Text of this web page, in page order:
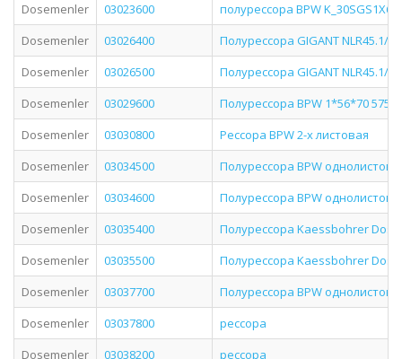
Dosemenler
03023600
полурессора BPW K_30SGS1X62
Dosemenler
03026400
Полурессора GIGANT NLR45.1/
Dosemenler
03026500
Полурессора GIGANT NLR45.1/
Dosemenler
03029600
Полурессора BPW 1*56*70
Dosemenler
03030800
Рессора BPW 2-х листовая
Dosemenler
03034500
Полурессора BPW
Dosemenler
03034600
Полурессора BPW
Dosemenler
03035400
Полурессора Kaessbohrer
Dosemenler
03035500
Полурессора Kaessbohrer
Dosemenler
03037700
Полурессора BPW
Dosemenler
03037800
рессора
Dosemenler
03038200 рессора